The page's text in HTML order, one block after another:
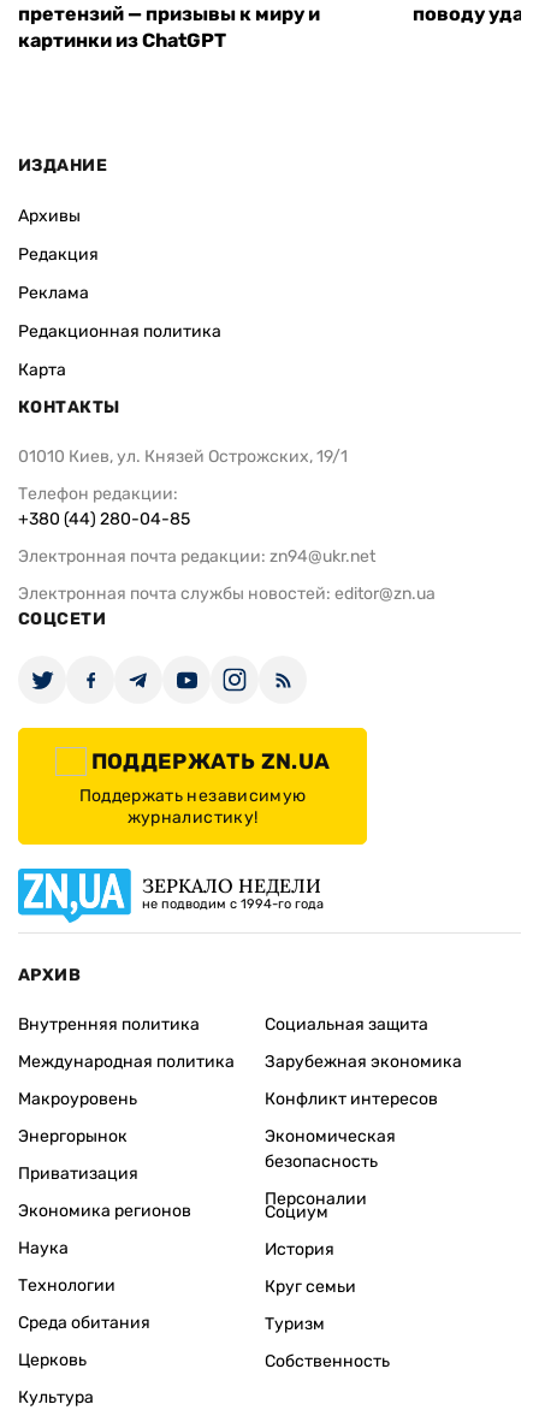
претензий — призывы к миру и
картинки из ChatGPT
поводу
ИЗДАНИЕ
Архивы
Редакция
Реклама
Редакционная политика
Карта
КОНТАКТЫ
01010 Киев, ул. Князей Острожских, 19/1
Телефон редакции:
+380 (44) 280-04-85
Электронная почта редакции: zn94@ukr.net
Электронная почта службы новостей: editor@zn.ua
СОЦСЕТИ
ПОДДЕРЖАТЬ ZN.UA
Поддержать независимую
журналистику!
ЗЕРКАЛО НЕДЕЛИ
не подводим с 1994-го года
АРХИВ
Внутренняя политика
Международная политика
Макроуровень
Энергорынок
Приватизация
Экономика регионов
Социальная защита
Зарубежная экономика
Конфликт интересов
Экономическая
безопасность
Персоналии
Наука
Технологии
Среда обитания
Церковь
Культура
Социум
История
Круг семьи
Туризм
Собственность